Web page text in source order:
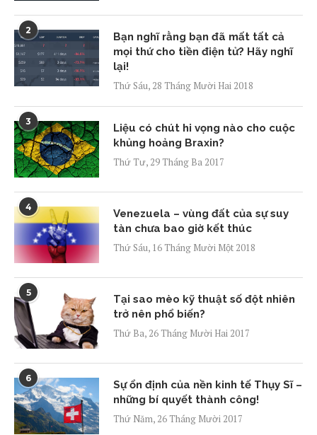
2
Bạn nghĩ rằng bạn đã mất tất cả
mọi thứ cho tiền điện tử? Hãy nghĩ
lại!
Thứ Sáu, 28 Tháng Mười Hai 2018
3
Liệu có chút hi vọng nào cho cuộc
khủng hoảng Braxin?
Thứ Tư, 29 Tháng Ba 2017
4
Venezuela – vùng đất của sự suy
tàn chưa bao giờ kết thúc
Thứ Sáu, 16 Tháng Mười Một 2018
5
Tại sao mèo kỹ thuật số đột nhiên
trở nên phổ biến?
Thứ Ba, 26 Tháng Mười Hai 2017
6
Sự ổn định của nền kinh tế Thụy Sĩ –
những bí quyết thành công!
Thứ Năm, 26 Tháng Mười 2017